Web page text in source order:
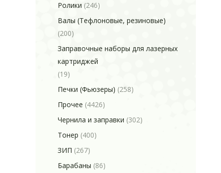
Ролики (246)
Валы (Тефлоновые, резиновые)
(200)
Заправочные наборы для лазерных
картриджей
(19)
Печки (Фьюзеры) (258)
Прочее (4426)
Чернила и заправки (302)
Тонер (400)
ЗИП (267)
Барабаны (86)